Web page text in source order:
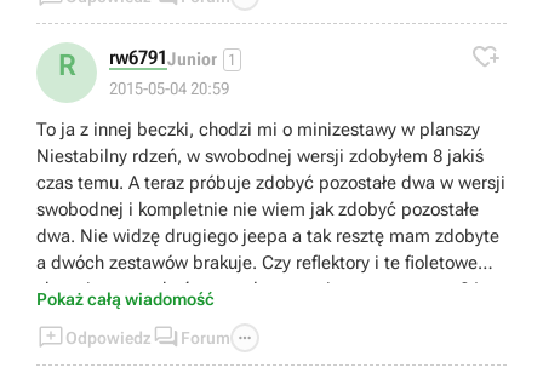
R rw6791Junior 1
2015-05-04 20:59

To ja z innej beczki, chodzi mi o minizestawy w planszy
Niestabilny rdzeń, w swobodnej wersji zdobyłem 8 jakiś
czas temu. A teraz próbuje zdobyć pozostałe dwa w wersji
swobodnej i kompletnie nie wiem jak zdobyć pozostałe
dwa. Nie widzę drugiego jeepa a tak resztę mam zdobyte
a dwóch zestawów brakuje. Czy reflektory i te fioletowe
skrzynie muszą być zestrzelone za pierwszym razem ? I
tak samo żółta taksówka musi być strącona za pierwszym
razem. Pomóżcie bo jestem zirytowany.
Pokaż całą wiadomość
Odpowiedz  Forum 